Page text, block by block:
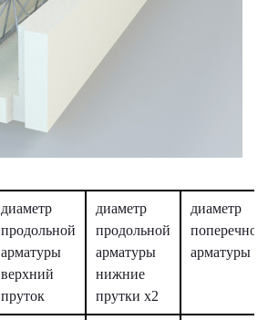
диаметр
продольной
арматуры
верхний
пруток
диаметр
продольной
арматуры
нижние
прутки х2
диаметр
поперечной
арматуры